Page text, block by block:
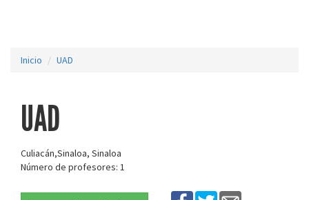
Inicio UAD
UAD
Culiacán,Sinaloa, Sinaloa
Número de profesores: 1